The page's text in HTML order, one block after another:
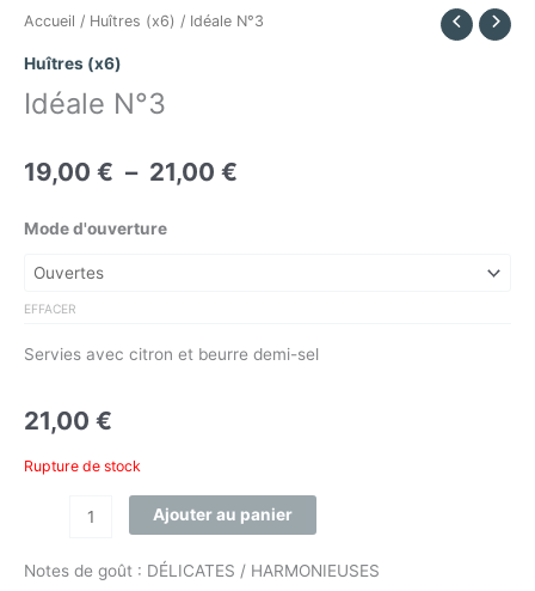
Accueil / Huîtres (x6) / Idéale N°3
Huîtres (x6)
Idéale N°3
19,00 € – 21,00 €
Mode d'ouverture
EFFACER
Servies avec citron et beurre demi-sel
21,00 €
Rupture de stock
quantité
Idéale
N°3
Ajouter au panier
Notes de goût : DÉLICATES / HARMONIEUSES